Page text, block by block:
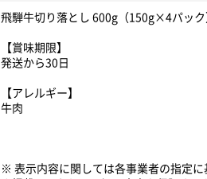
飛騨牛切り落とし 600g（150g×4パック
【賞味期限】
発送から30日
【アレルギー】
牛肉
※ 表示内容に関しては各事業者の指定に